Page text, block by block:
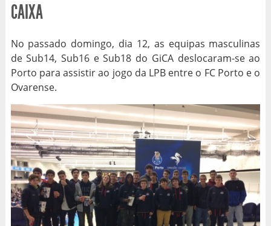
CAIXA
No passado domingo, dia 12, as equipas masculinas
de Sub14, Sub16 e Sub18 do GiCA deslocaram-se ao
Porto para assistir ao jogo da LPB entre o FC Porto e o
Ovarense.